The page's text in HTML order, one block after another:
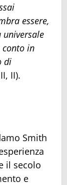
essere,
universale
conto in
di
II).
Smith
il secolo
e